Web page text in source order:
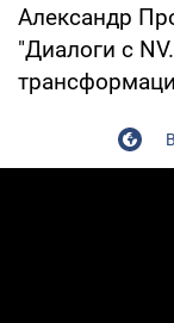
Александр
"Диалоги с